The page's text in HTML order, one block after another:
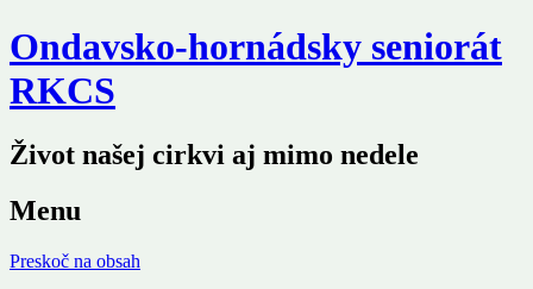
Ondavsko-hornádsky seniorát
RKCS
Život našej cirkvi aj mimo nedele
Menu
Preskoč na obsah